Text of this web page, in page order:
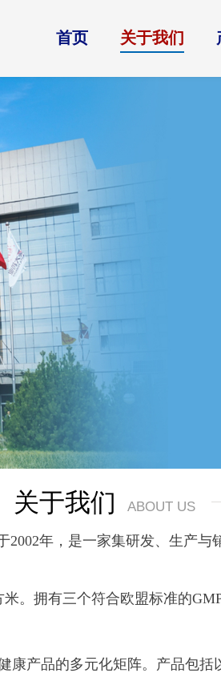
首页 关于我们
关于我们 ABOUT US
年，是一家集研发、生产与
拥有三个符合欧盟标准的
产品的多元化矩阵。产品包括